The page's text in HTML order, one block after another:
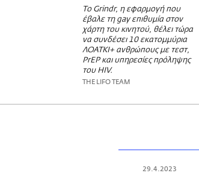
Το Grindr, η εφαρμογή που
έβαλε τη gay επιθυμία στον
χάρτη του κινητού, θέλει τώρα
να συνδέσει 10 εκατομμύρια
ΛΟΑΤΚΙ+ ανθρώπους με τεστ,
PrEP και υπηρεσίες πρόληψης
του HIV.
THE LIFO TEAM
29.4.2023